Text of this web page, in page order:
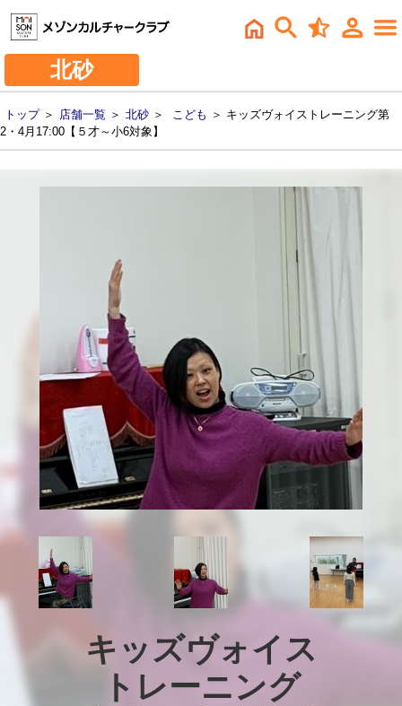
北砂
トップ＞ 店舗一覧 ＞ 北砂 ＞ こども ＞ キッズヴォイストレーニング第
2・4月17:00【５才～小6対象】
キッズヴォイス
トレーニング